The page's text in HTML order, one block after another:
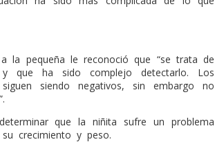
la pequeña le reconoció que “se trata de
que ha sido complejo detectarlo. Los
siendo negativos, sin embargo no
que la niñita sufre un problema
crecimiento y peso.